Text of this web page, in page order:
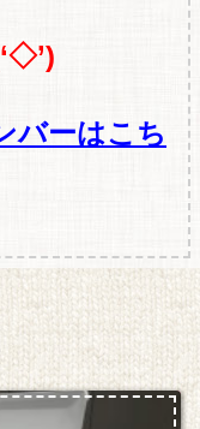
ゞ
バーはこち